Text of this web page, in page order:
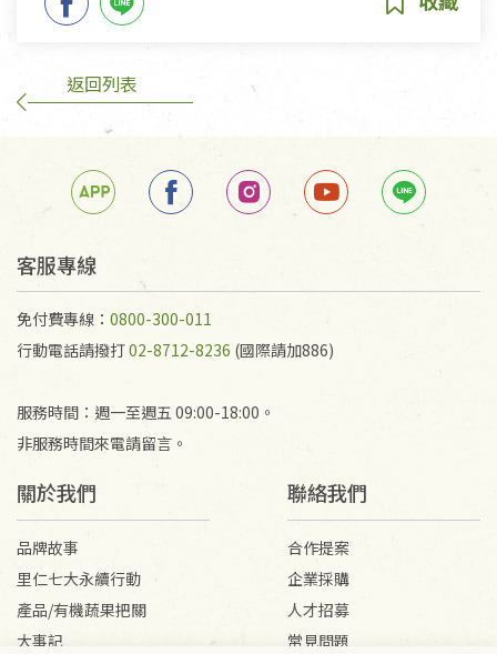
返回列表
客服專線
免付費專線： 0800-300-011
行動電話請撥打02-8712-8236 (國際請加886)
服務時間：週一至週五 09:00-18:00。
非服務時間來電請留言。
關於我們
品牌故事
里仁七大永續行動
產品/有機蔬果把關
大事記
聯絡我們
合作提案
企業採購
人才招募
常見問題